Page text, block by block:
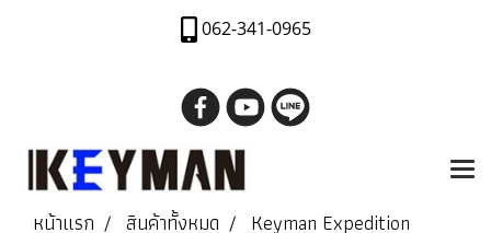
062-341-0965
หน้าแรก สินค้าทั้งหมด
Keyman Expedition